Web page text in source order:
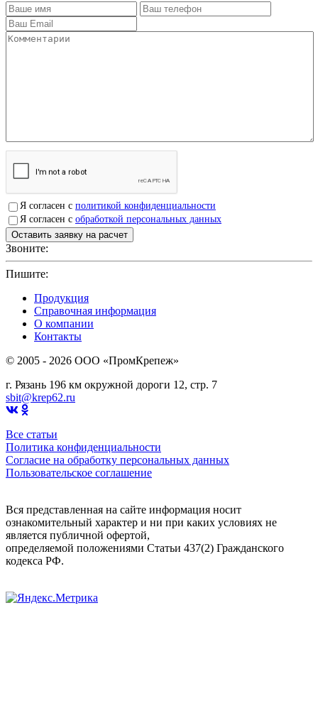
Я согласен с политикой конфиденциальности
Я согласен с обработкой персональных данных
Звоните:
Пишите:
Продукция
Справочная информация
О компании
Контакты
© 2005 - 2026 OOO «ПромКрепеж»
г. Рязань 196 км окружной дороги 12, стр. 7
sbit@krep62.ru
Все статьи
Политика конфиденциальности
Согласие на обработку персональных данных
Пользовательское соглашение
Вся представленная на сайте информация носит
ознакомительный характер и ни при каких условиях не
является публичной офертой,
определяемой положениями Статьи 437(2) Гражданского
кодекса РФ.